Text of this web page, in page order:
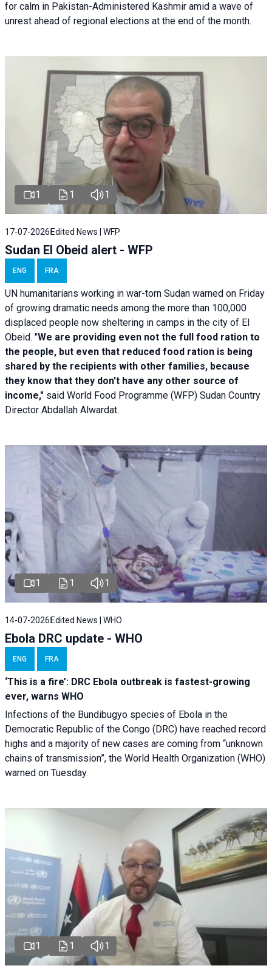
for calm in Pakistan-Administered Kashmir amid a wave of
unrest ahead of regional elections at the end of the month.
1 1 1
17-07-2026 Edited News | WFP
Sudan El Obeid alert - WFP
ENG FRA
UN humanitarians working in war-torn Sudan warned on Friday
of growing dramatic needs among the more than 100,000
displaced people now sheltering in camps in the city of El
Obeid. "We are providing even not the full food ration to
the people, but even that reduced food ration is being
shared by the recipients with other families, because
they know that they don't have any other source of
income," said World Food Programme (WFP) Sudan Country
Director Abdallah Alwardat.
1 1 1
14-07-2026 Edited News | WHO
Ebola DRC update - WHO
ENG FRA
‘This is a fire’: DRC Ebola outbreak is fastest-growing
ever, warns WHO
Infections of the Bundibugyo species of Ebola in the
Democratic Republic of the Congo (DRC) have reached record
highs and a majority of new cases are coming from “unknown
chains of transmission”, the World Health Organization (WHO)
warned on Tuesday.
1 1 1